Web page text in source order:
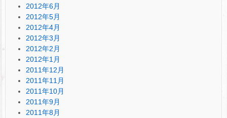
2012年6月
2012年5月
2012年4月
2012年3月
2012年2月
2012年1月
2011年12月
2011年11月
2011年10月
2011年9月
2011年8月